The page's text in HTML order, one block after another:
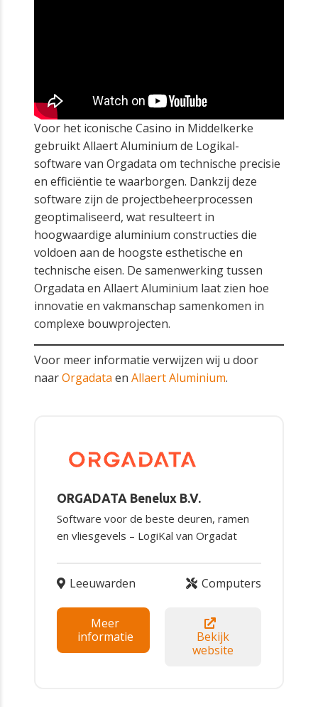
Voor het iconische Casino in Middelkerke
gebruikt Allaert Aluminium de Logikal-
software van Orgadata om technische precisie
en efficiëntie te waarborgen. Dankzij deze
software zijn de projectbeheerprocessen
geoptimaliseerd, wat resulteert in
hoogwaardige aluminium constructies die
voldoen aan de hoogste esthetische en
technische eisen. De samenwerking tussen
Orgadata en Allaert Aluminium laat zien hoe
innovatie en vakmanschap samenkomen in
complexe bouwprojecten.
Voor meer informatie verwijzen wij u door
naarOrgadata en Allaert Aluminium.
ORGADATA Benelux B.V.
Software voor de beste deuren, ramen
en vliesgevels – LogiKal van Orgadat
Leeuwarden Computers
Meer
informatie
Bekijk
website